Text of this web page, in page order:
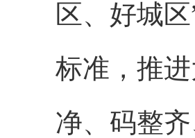
区、好城
标准，推
净、码整